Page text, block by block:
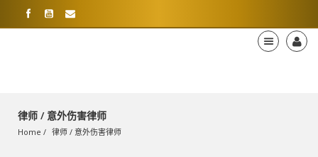
律师 / 意外伤害律师
Home 律师 / 意外伤害律师